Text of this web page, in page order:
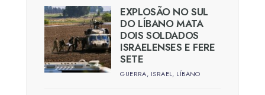
EXPLOSÃO NO SUL
DO LÍBANO MATA
DOIS SOLDADOS
ISRAELENSES E FERE
SETE
GUERRA, ISRAEL, LÍBANO